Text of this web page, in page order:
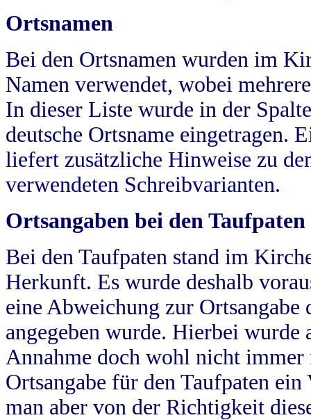
Ortsnamen
Bei den Ortsnamen wurden im
Namen verwendet, wobei
In dieser Liste wurde in der
deutsche Ortsname eingetragen.
liefert zusätzliche Hinweise zu
verwendeten Schreibvarianten.
Ortsangaben bei den Taufpaten
Bei den Taufpaten stand im
Herkunft. Es wurde deshalb
eine Abweichung zur
angegeben wurde. Hierbei wurde
Annahme doch wohl nicht
Ortsangabe für den Taufpaten
man aber von der Richtigkeit